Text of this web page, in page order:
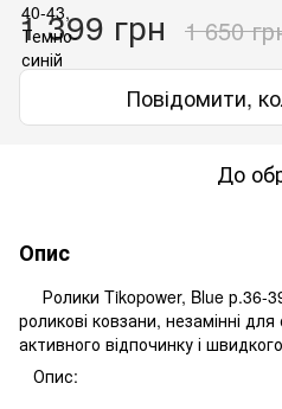
1 399 грн 1 650
Повідомити,
До
Опис
Ролики Tikopower, Blue р.36-
роликові ковзани, незамінні
активного відпочинку і
Опис: